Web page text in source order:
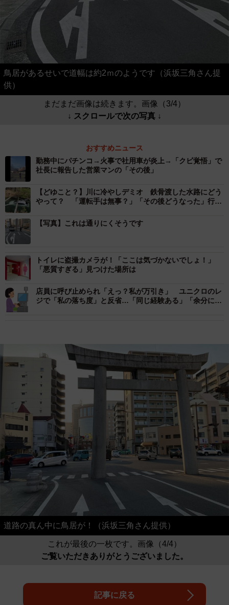
鳥居があるせいで道幅は約2ｍのようです（浜坂三角さん提
供）
まだまだ画像は続きます。画像（3/4）
↓ スクロールで次の写真 ↓
おすすめニュース
勤務中にパチンコ→火事で社用車が炎上→「クビ覚悟」で
社長に報告した営業マンの「その後」
【どゆこと？】川に冷やしデミオ 鉄骨渡した水路にどう
やって？ 「運転手は無事？」「その後どうなった」行政
【写真】これは通りにくそうです
トイレに盗撮カメラが！「ここは気づかないでしょ！」
「悪質すぎる」見つけた場所は
店員に呼び止められ「えっ？私が万引き」 ユニクロのレ
ジで「私の落ち度」と反省…「同じ経験ある」「余分に計
道路の真ん中に鳥居が！（浜坂三角さん提供）
これが最後の一枚です。画像（4/4）
ご覧いただきありがとうございました。
記事に戻る